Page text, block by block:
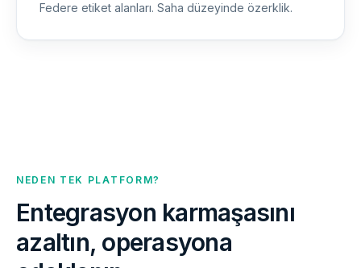
Federe etiket alanları. Saha düzeyinde özerklik.
NEDEN TEK PLATFORM?
Entegrasyon karmaşasını
azaltın, operasyona